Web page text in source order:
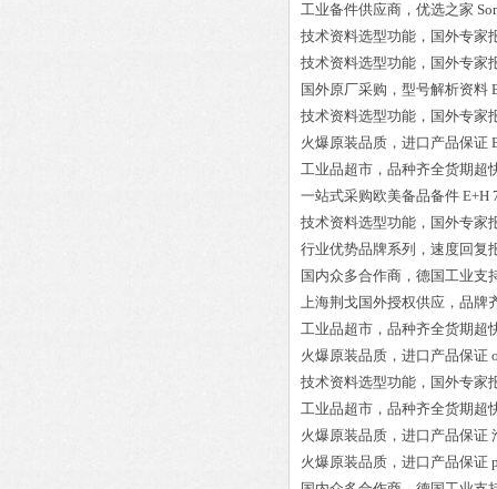
工业备件供应商，优选之家
技术资料选型功能，国外专家
技术资料选型功能，国外专家
国外原厂采购，型号解析资料
技术资料选型功能，国外专家
火爆原装品质，进口产品保证
工业品超市，品种齐全货期超
一站式采购欧美备品备件 E+H
技术资料选型功能，国外专家
行业优势品牌系列，速度回复
国内众多合作商，德国工业支
上海荆戈国外授权供应，品牌
工业品超市，品种齐全货期超
火爆原装品质，进口产品保证
技术资料选型功能，国外专家
工业品超市，品种齐全货期超
火爆原装品质，进口产品保证
火爆原装品质，进口产品保证